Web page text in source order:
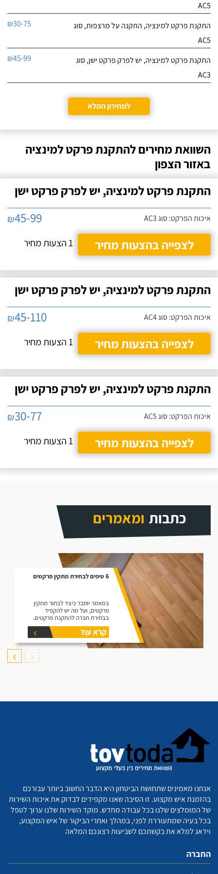
AC5
התקנת פרקט למינציה, התקנה על מרצפות, סוג
AC5
₪30-75
התקנת פרקט למינציה, יש לפרק פרקט ישן, סוג
AC3
₪45-99
למחירון המלא
השוואת מחירים להתקנת פרקט למינציה
באזור הצפון
התקנת פרקט למינציה, יש לפרק פרקט ישן
איכות הפרקט: סוג AC3 ₪45-99
לצפייה בהצעות מחיר
1 הצעות מחיר
התקנת פרקט למינציה, יש לפרק פרקט ישן
איכות הפרקט: סוג AC4 ₪45-110
לצפייה בהצעות מחיר
1 הצעות מחיר
התקנת פרקט למינציה, יש לפרק פרקט ישן
איכות הפרקט: סוג AC5 ₪30-77
לצפייה בהצעות מחיר
1 הצעות מחיר
כתבות ומאמרים
6 טיפים לבחירת מתקין פרקטים
במאמר יוסבר כיצד לבחור מתקין
פרקטים, ועל מה יש להקפיד
בבחירת חברה להתקנת פרקטים.
קרא עוד
❮
❯
אנחנו מאמינים שתחושת הביטחון היא הדבר החשוב ביותר עבורכם
בהזמנת איש מקצוע. זו הסיבה שאנו מקפידים לבדוק את איכות השירות
של המומלצים שלנו בכל עבודה מחדש. מוקד השירות שלנו ערוך לטפל
בכל בעיה שמתעוררת לפני, במהלך ואחרי הביקור של איש המקצוע,
וידאג למלא את בקשתכם לשביעות רצונכם המלאה
החברה